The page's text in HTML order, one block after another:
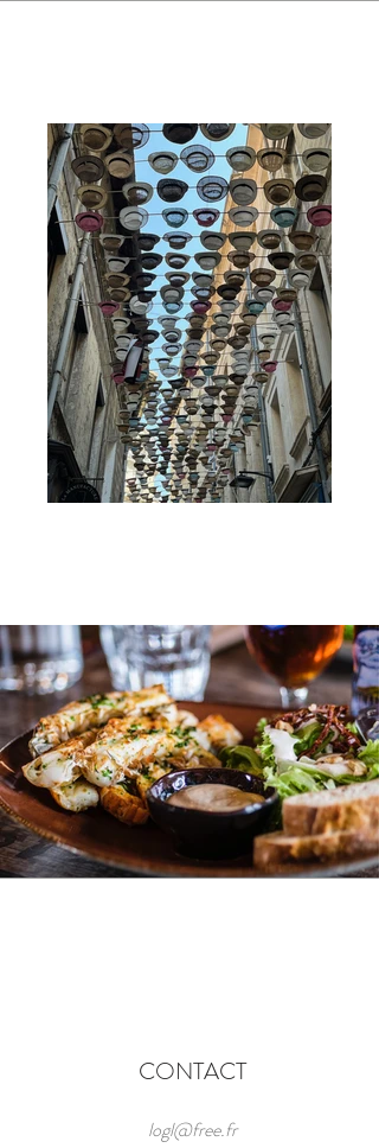
CONTACT
logl@free.fr